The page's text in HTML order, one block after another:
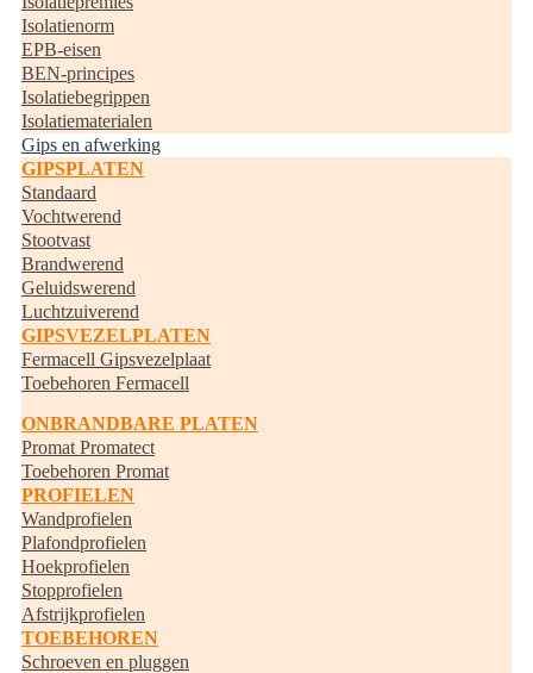
Isolatienorm
EPB-eisen
BEN-principes
Isolatiebegrippen
Isolatiematerialen
Gips en afwerking
GIPSPLATEN
Standaard
Vochtwerend
Stootvast
Brandwerend
Geluidswerend
Luchtzuiverend
GIPSVEZELPLATEN
Fermacell Gipsvezelplaat
Toebehoren Fermacell
ONBRANDBARE PLATEN
Promat Promatect
Toebehoren Promat
PROFIELEN
Wandprofielen
Plafondprofielen
Hoekprofielen
Stopprofielen
Afstrijkprofielen
TOEBEHOREN
Schroeven en pluggen